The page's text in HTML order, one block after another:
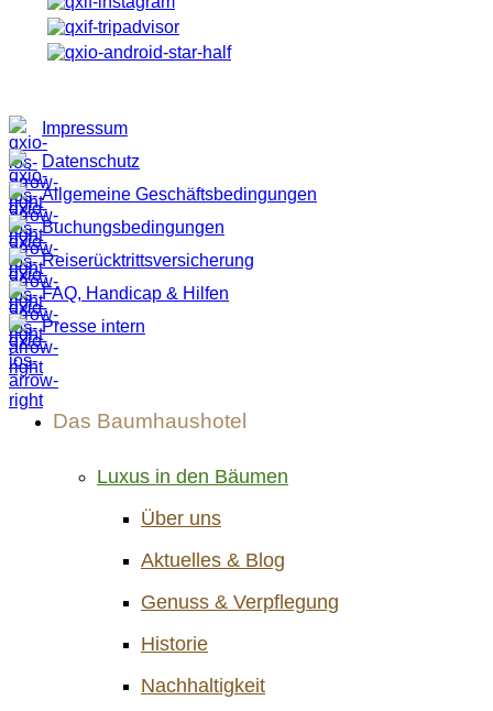
Impressum
Datenschutz
Allgemeine Geschäftsbedingungen
Buchungsbedingungen
Reiserücktrittsversicherung
FAQ, Handicap & Hilfen
Presse intern
Das Baumhaushotel
Luxus in den Bäumen
Über uns
Aktuelles & Blog
Genuss & Verpflegung
Historie
Nachhaltigkeit